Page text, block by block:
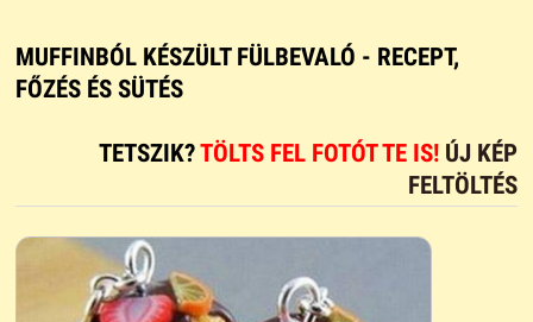
MUFFINBÓL KÉSZÜLT FÜLBEVALÓ - RECEPT,
FŐZÉS ÉS SÜTÉS
TETSZIK?TÖLTS FEL FOTÓT TE IS! ÚJ KÉP
FELTÖLTÉS